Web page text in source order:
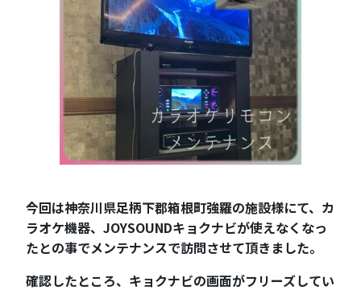
今回は神奈川県足柄下郡箱根町強羅の施設様にて、カ
ラオケ機器、JOYSOUNDキョクナビが使えなくなっ
たとの事でメンテナンスで訪問させて頂きました。
確認したところ、キョクナビの画面がフリーズしてい